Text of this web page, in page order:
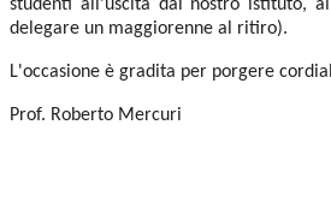
studenti all'uscita dal nostro istituto,
delegare un maggiorenne al ritiro).
L'occasione è gradita per porgere
Prof. Roberto Mercuri